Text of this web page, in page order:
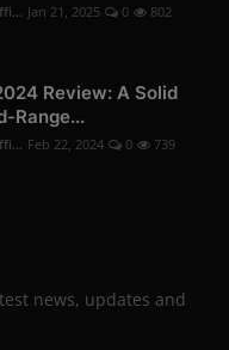
Jan 21, 2025 0 802
Review: A Solid
Range...
Feb 22, 2024 0 739
news, updates and